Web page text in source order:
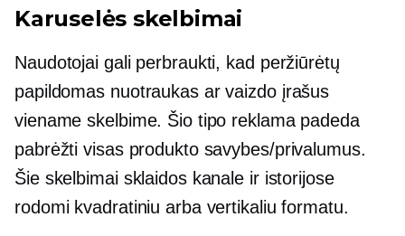
Karuselės skelbimai
Naudotojai gali perbraukti, kad peržiūrėtų
papildomas nuotraukas ar vaizdo įrašus
viename skelbime. Šio tipo reklama padeda
pabrėžti visas produkto savybes/privalumus.
Šie skelbimai sklaidos kanale ir istorijose
rodomi kvadratiniu arba vertikaliu formatu.